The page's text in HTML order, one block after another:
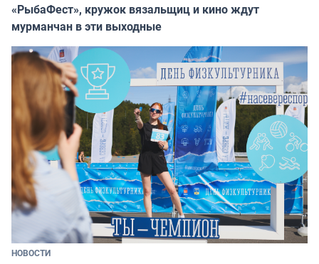
«РыбаФест», кружок вязальщиц и кино ждут
мурманчан в эти выходные
НОВОСТИ